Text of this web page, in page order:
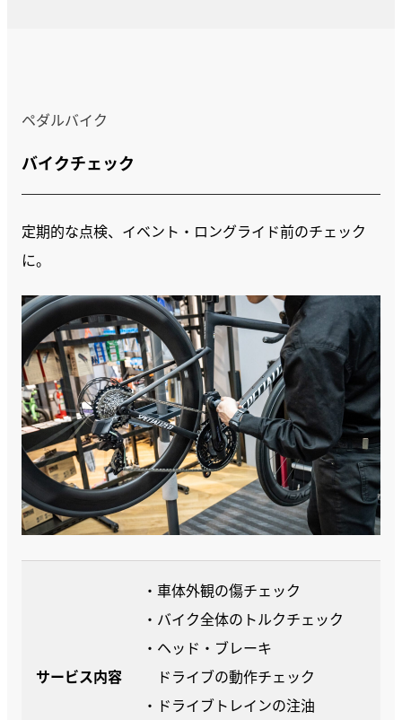
ペダルバイク
バイクチェック
定期的な点検、イベント・ロングライド前のチェック
に。
サービス内容
・車体外観の傷チェック
・バイク全体のトルクチェック
・ヘッド・ブレーキ
ドライブの動作チェック
・ドライブトレインの注油